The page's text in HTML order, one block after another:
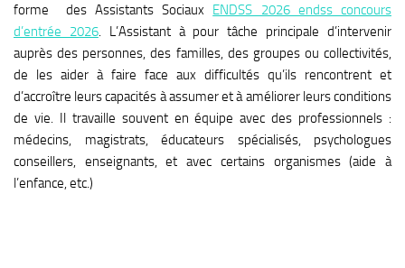
forme des Assistants Sociaux ENDSS 2026 endss concours
d’entrée 2026. L’Assistant à pour tâche principale d’intervenir
auprès des personnes, des familles, des groupes ou collectivités,
de les aider à faire face aux difficultés qu’ils rencontrent et
d’accroître leurs capacités à assumer et à améliorer leurs conditions
de vie. Il travaille souvent en équipe avec des professionnels :
médecins, magistrats, éducateurs spécialisés, psychologues
conseillers, enseignants, et avec certains organismes (aide à
l’enfance, etc.)